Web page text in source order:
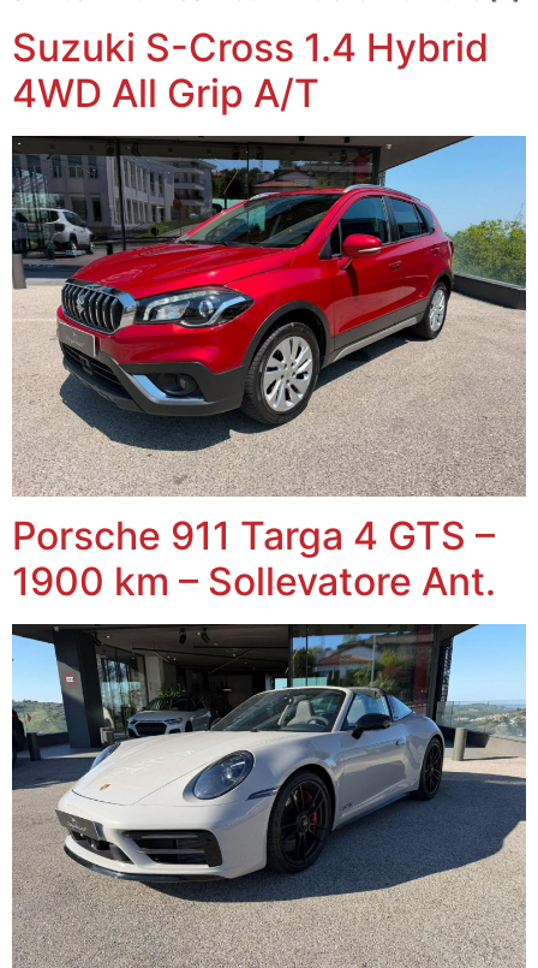
Suzuki S-Cross 1.4 Hybrid
4WD All Grip A/T
Porsche 911 Targa 4 GTS –
1900 km – Sollevatore Ant.